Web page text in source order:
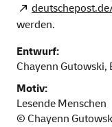
werden.
Entwurf:
Chayenn Gutowski,
Motiv:
Lesende Menschen
© Chayenn